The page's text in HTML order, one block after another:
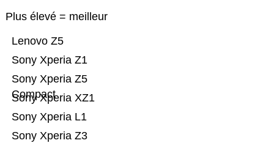
Plus élevé = meilleur
Sony Xperia Z3
Sony Xperia L1
Sony Xperia XZ1
Sony Xperia Z5
Compact
Sony Xperia Z1
Lenovo Z5